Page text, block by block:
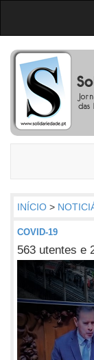
INÍCIO >
COVID-19
563 utentes e